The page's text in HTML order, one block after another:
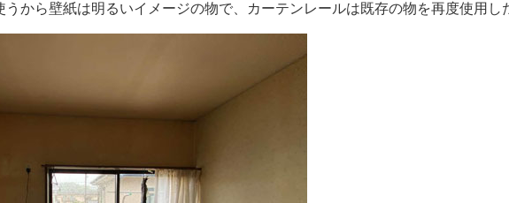
から壁紙は明るいイメージの物で、カーテンレールは既存の物を再度使用し